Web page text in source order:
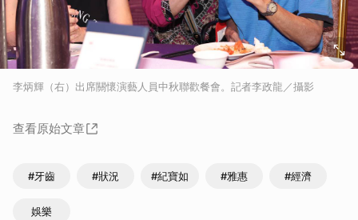
李炳輝（右）出席關懷演藝人員中秋聯歡餐會。記者李政龍／攝影
查看原始文章
#牙齒 #狀況 #紀寶如 #雅惠 #經濟
娛樂